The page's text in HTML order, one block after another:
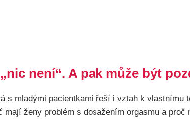
není“. A pak může být
mladými pacientkami řeší i vztah k vlastnímu
ženy problém s dosažením orgasmu a proč